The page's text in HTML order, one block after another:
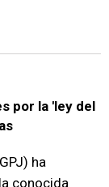
por la 'ley del
ha
conocida